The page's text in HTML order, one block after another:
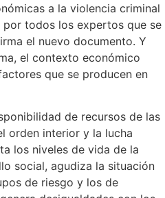
a la violencia criminal
todos los expertos que se
el nuevo documento. Y
el contexto económico
que se producen en
de recursos de las
orden interior y la lucha
los niveles de vida de la
social, agudiza la situación
de riesgo y los de